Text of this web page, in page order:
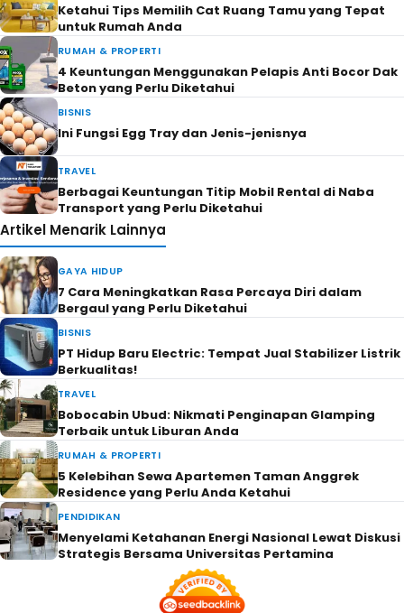
Ketahui Tips Memilih Cat Ruang Tamu yang Tepat
untuk Rumah Anda
RUMAH & PROPERTI
4 Keuntungan Menggunakan Pelapis Anti Bocor Dak
Beton yang Perlu Diketahui
BISNIS
Ini Fungsi Egg Tray dan Jenis-jenisnya
TRAVEL
Berbagai Keuntungan Titip Mobil Rental di Naba
Transport yang Perlu Diketahui
Artikel Menarik Lainnya
GAYA HIDUP
7 Cara Meningkatkan Rasa Percaya Diri dalam
Bergaul yang Perlu Diketahui
BISNIS
PT Hidup Baru Electric: Tempat Jual Stabilizer Listrik
Berkualitas!
TRAVEL
Bobocabin Ubud: Nikmati Penginapan Glamping
Terbaik untuk Liburan Anda
RUMAH & PROPERTI
5 Kelebihan Sewa Apartemen Taman Anggrek
Residence yang Perlu Anda Ketahui
PENDIDIKAN
Menyelami Ketahanan Energi Nasional Lewat Diskusi
Strategis Bersama Universitas Pertamina